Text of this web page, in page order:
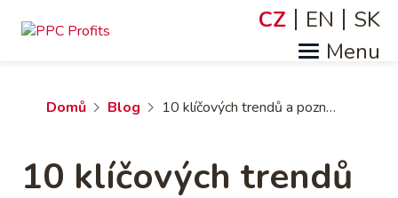
Jazyky
CZ EN SK
Drobečková
Domů Blog 10 klíčových trendů a poznatků pro plánování marketingu v roce 2026
10 klíčových trendů